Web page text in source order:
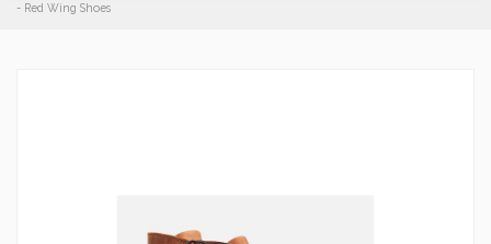
- Red Wing Shoes